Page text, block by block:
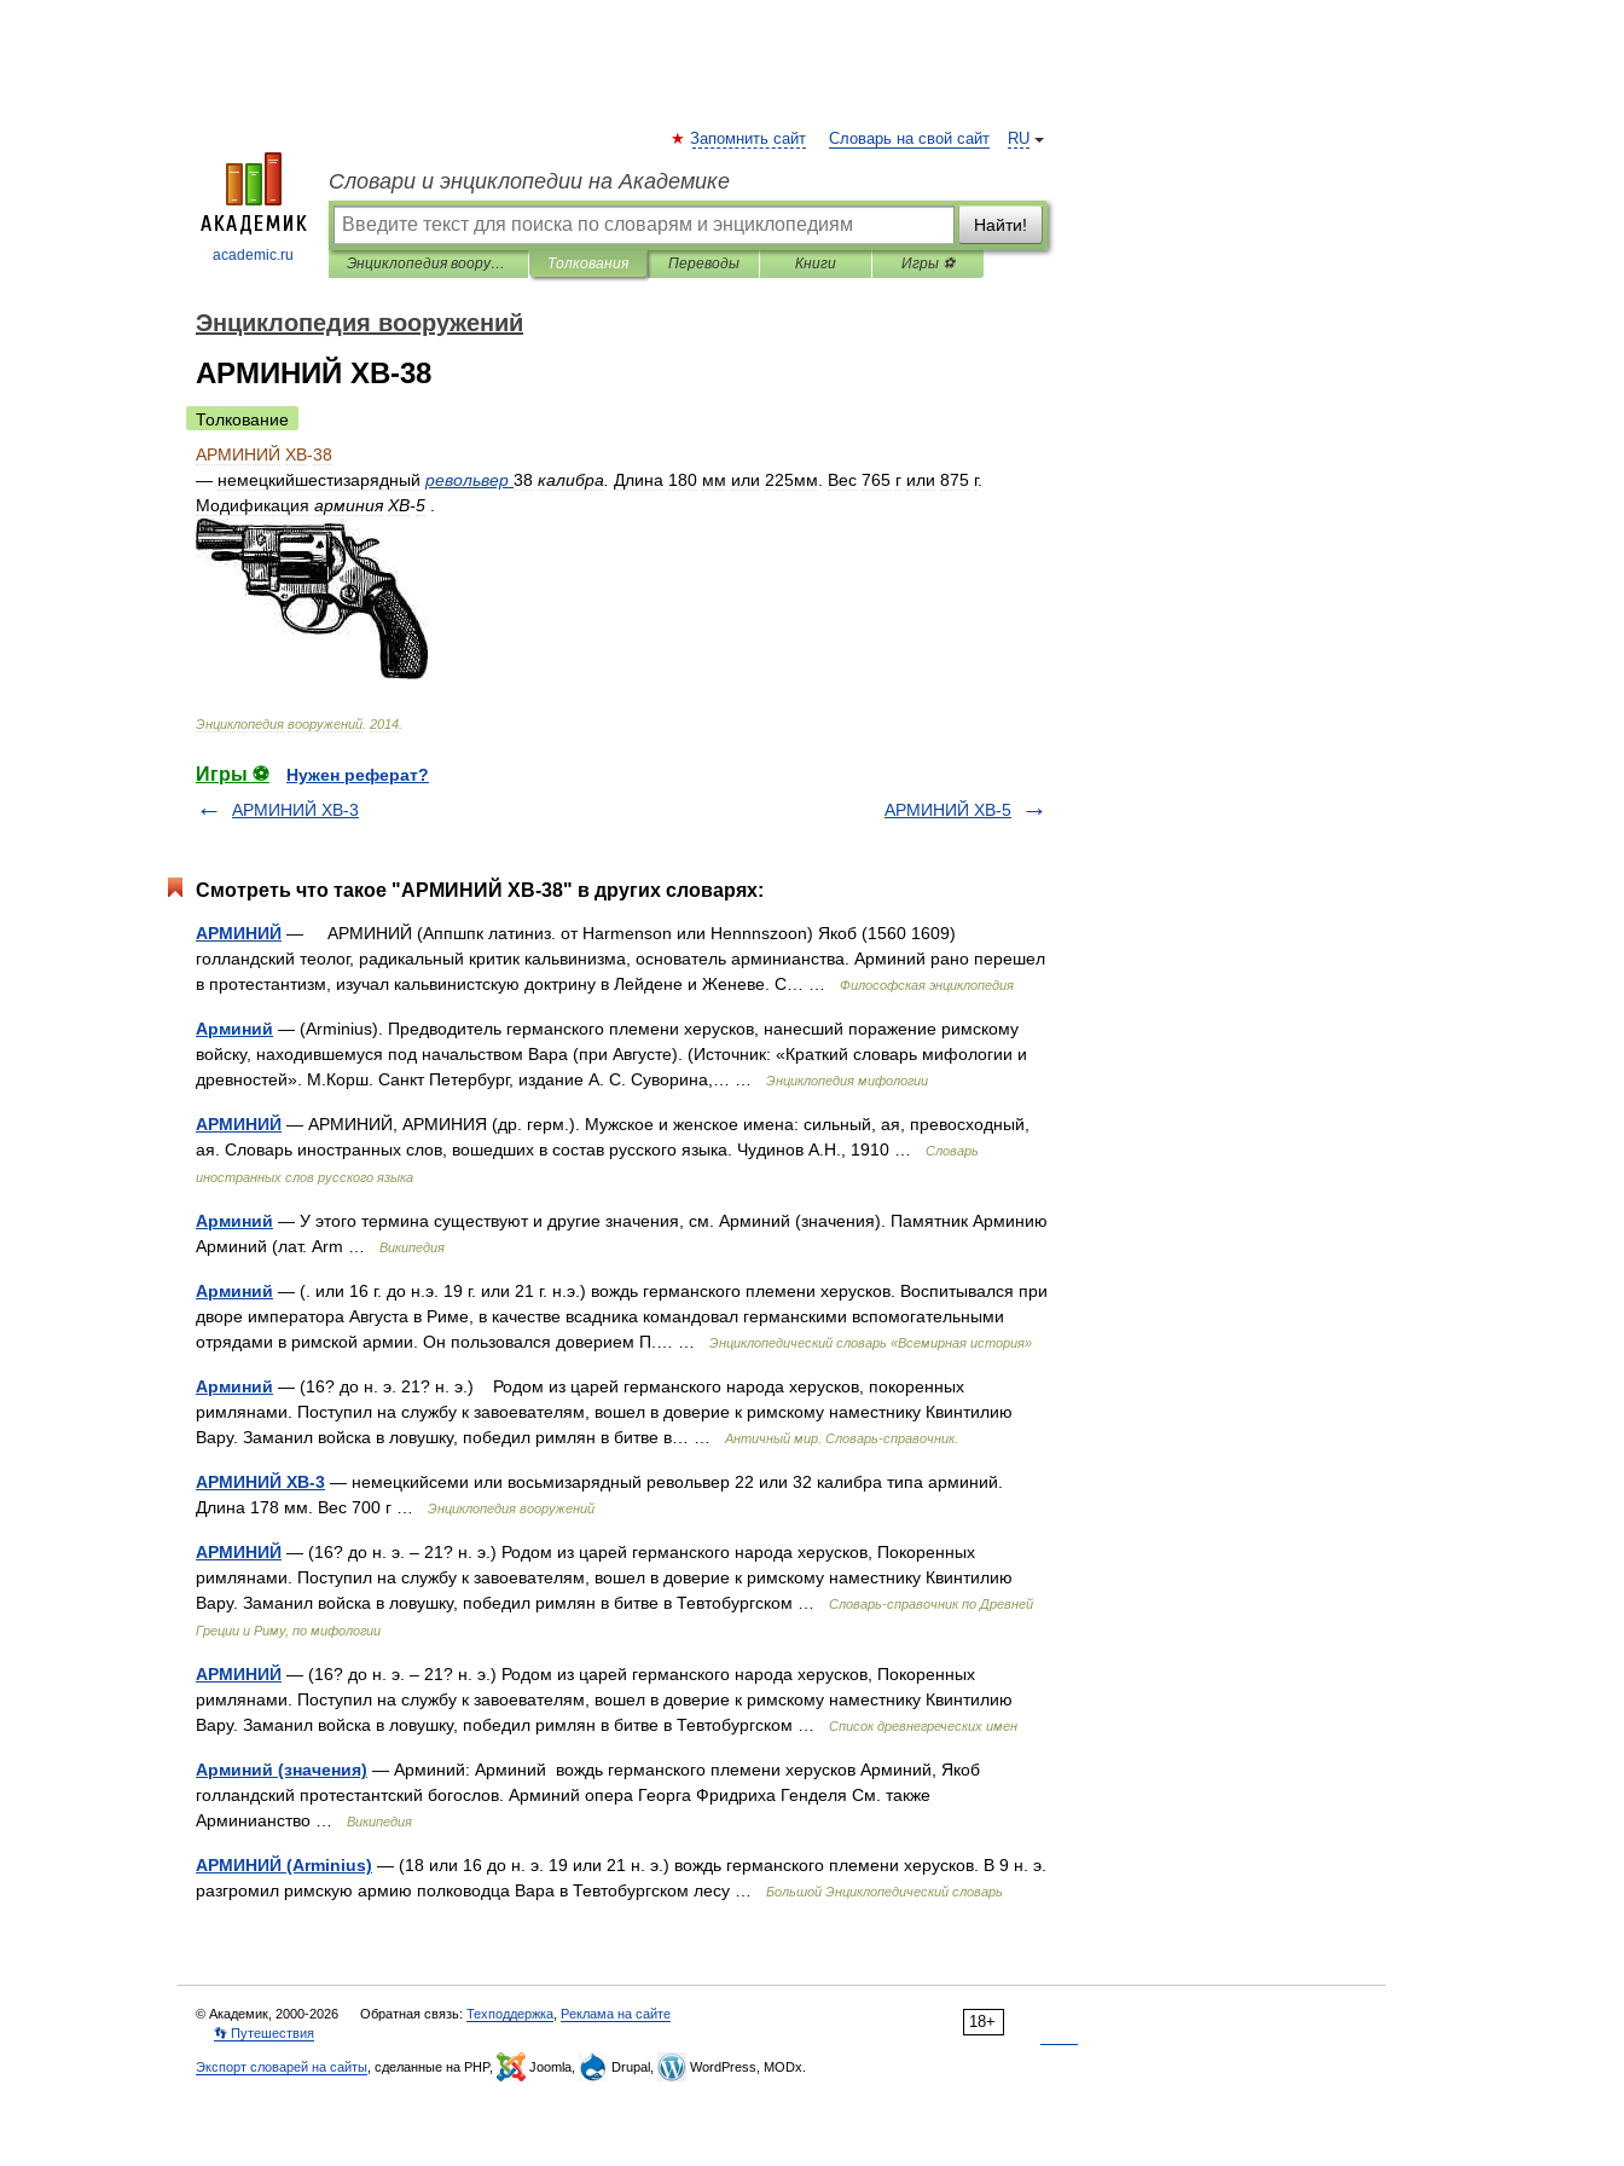
academic.ru
RU
Запомнить сайт Словарь на свой сайт
Словари и энциклопедии на Академике
Найти!
Энциклопедия вооружений Толкования Переводы Книги Игры ⚽
Энциклопедия вооружений
АРМИНИЙ ХВ-38
Толкование
АРМИНИЙ ХВ-38
— немецкийшестизарядный револьвер 38 калибра Длина 180 мм или 225мм Вес 765 г или 875 г.
Модификация арминия ХВ-5
Энциклопедия вооружений 2014
Игры ⚽
Нужен реферат?
АРМИНИЙ ХВ-3
АРМИНИЙ ХВ-5
Смотреть что такое "АРМИНИЙ ХВ-38" в других словарях:
АРМИНИЙ — АРМИНИЙ (Аппшпк латиниз. от Harmenson или Hennnszoon) Якоб (1560 1609)
голландский теолог, радикальный критик кальвинизма, основатель арминианства. Арминий рано перешел
в протестантизм, изучал кальвинистскую доктрину в Лейдене и Женеве. С… …
Философская энциклопедия
Арминий — (Arminius). Предводитель германского племени херусков, нанесший поражение римскому
войску, находившемуся под начальством Вара (при Августе). (Источник: «Краткий словарь мифологии и
древностей». М.Корш. Санкт Петербург, издание А. С. Суворина,… …
Энциклопедия мифологии
АРМИНИЙ — АРМИНИЙ, АРМИНИЯ (др. герм.). Мужское и женское имена: сильный, ая, превосходный,
ая. Словарь иностранных слов, вошедших в состав русского языка. Чудинов А.Н., 1910 …
Словарь
иностранных слов русского языка
Арминий — У этого термина существуют и другие значения, см. Арминий (значения). Памятник Арминию
Арминий (лат. Arm …
Википедия
Арминий — (. или 16 г. до н.э. 19 г. или 21 г. н.э.) вождь германского племени херусков. Воспитывался при
дворе императора Августа в Риме, в качестве всадника командовал германскими вспомогательными
отрядами в римской армии. Он пользовался доверием П.… …
Энциклопедический словарь «Всемирная история»
Арминий — (16? до н. э. 21? н. э.) Родом из царей германского народа херусков, покоренных
римлянами. Поступил на службу к завоевателям, вошел в доверие к римскому наместнику Квинтилию
Вару. Заманил войска в ловушку, победил римлян в битве в… …
Античный мир. Словарь-справочник.
АРМИНИЙ ХВ-3 — немецкийсеми или восьмизарядный револьвер 22 или 32 калибра типа арминий.
Длина 178 мм. Вес 700 г …
Энциклопедия вооружений
АРМИНИЙ — (16? до н. э. – 21? н. э.) Родом из царей германского народа херусков, Покоренных
римлянами. Поступил на службу к завоевателям, вошел в доверие к римскому наместнику Квинтилию
Вару. Заманил войска в ловушку, победил римлян в битве в Тевтобургском …
Cловарь-справочник по Древней
Греции и Риму, по мифологии
АРМИНИЙ — (16? до н. э. – 21? н. э.) Родом из царей германского народа херусков, Покоренных
римлянами. Поступил на службу к завоевателям, вошел в доверие к римскому наместнику Квинтилию
Вару. Заманил войска в ловушку, победил римлян в битве в Тевтобургском …
Список древнегреческих имен
Арминий (значения) — Арминий: Арминий вождь германского племени херусков Арминий, Якоб
голландский протестантский богослов. Арминий опера Георга Фридриха Генделя См. также
Арминианство …
Википедия
АРМИНИЙ (Arminius) — (18 или 16 до н. э. 19 или 21 н. э.) вождь германского племени херусков. В 9 н. э.
разгромил римскую армию полководца Вара в Тевтобургском лесу …
Большой Энциклопедический словарь
18+
© Академик, 2000-2026 Обратная связь: Техподдержка Реклама на сайте
👣 Путешествия
Экспорт словарей на сайты , сделанные на PHP, Joomla, Drupal, WordPress, MODx.